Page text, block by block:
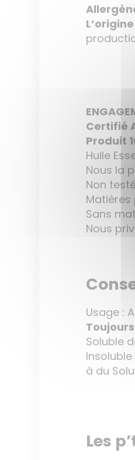
Certifié
Produit
Huile
Nous la
Non
Sans
Nous
Usage :
Soluble
à du
Les